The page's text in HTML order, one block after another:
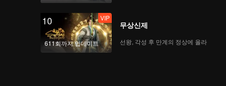
10
611회까지 업데이트
VIP
무상신제
선왕, 각성 후 만계의 정상에 올라